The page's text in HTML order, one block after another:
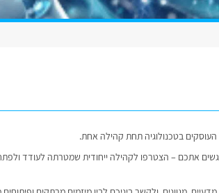
העוסקים בטכנולוגיה תחת קהילה אחת.
אתכם – הצטרפו לקהילה ייחודית שמטרתה לעודד ולפתח